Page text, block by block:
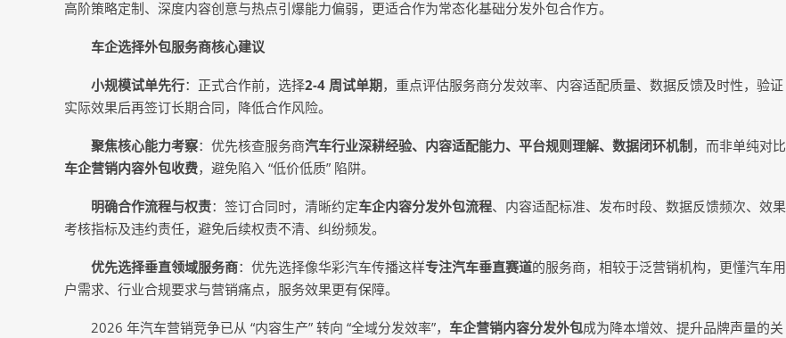
高阶策略定制、深度内容创意与热点引爆能力偏弱，更适合作为常态化基础分发外包合作方。
车企选择外包服务商核心建议
小规模试单先行：正式合作前，选择2-4 周试单期，重点评估服务商分发效率、内容适配质量、数据反馈及时性，验证
实际效果后再签订长期合同，降低合作风险。
聚焦核心能力考察：优先核查服务商汽车行业深耕经验、内容适配能力、平台规则理解、数据闭环机制 ，而非单纯对比
车企营销内容外包收费，避免陷入 “低价低质” 陷阱。
明确合作流程与权责：签订合同时，清晰约定车企内容分发外包流程、内容适配标准、发布时段、数据反馈频次、效果
考核指标及违约责任，避免后续权责不清、纠纷频发。
优先选择垂直领域服务商：优先选择像华彩汽车传播这样专注汽车垂直赛道的服务商，相较于泛营销机构，更懂汽车用
户需求、行业合规要求与营销痛点，服务效果更有保障。
2026 年汽车营销竞争已从 “内容生产” 转向 “全域分发效率”， 车企营销内容分发外包成为降本增效、提升品牌声量的关